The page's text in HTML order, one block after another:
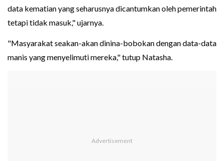
data kematian yang seharusnya dicantumkan oleh pemerintah
tetapi tidak masuk," ujarnya.
"Masyarakat seakan-akan dinina-bobokan dengan data-data
manis yang menyelimuti mereka," tutup Natasha.